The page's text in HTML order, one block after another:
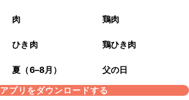
肉 鶏肉
ひき肉 鶏ひき肉
夏（6–8月）
父の日
アプリをダウンロードする